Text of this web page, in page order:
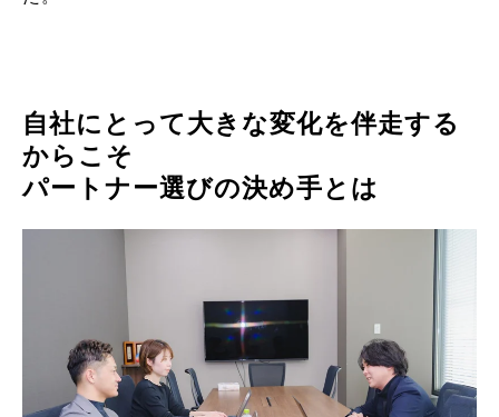
自社にとって大きな変化を伴走する
からこそ
パートナー選びの決め手とは